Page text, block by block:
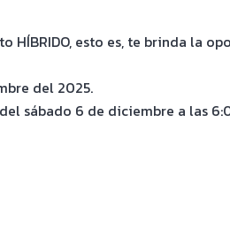
HÍBRIDO, esto es, te brinda la
del 2025.
sábado 6 de diciembre a las